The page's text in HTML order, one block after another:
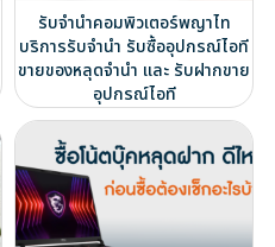
รับจำนำคอมพิวเตอร์พญาไท
บริการรับจำนำ รับซื้ออุปกรณ์ไอที
ขายของหลุดจำนำ และ รับฝากขาย
อุปกรณ์ไอที